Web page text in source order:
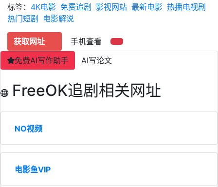
标签： 4K电影 免费追剧 影视网站 最新电影 热播电视剧
热门短剧 电影解说
获取网址
手机查看
免费AI写作助手
AI写论文
FreeOK追剧相关网址
NO视频
电影鱼VIP